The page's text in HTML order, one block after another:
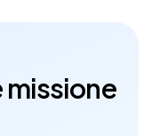
missione